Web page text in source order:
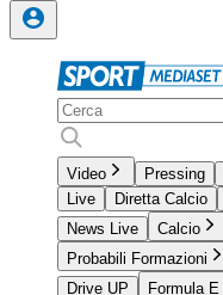
Video Pressing
Live
Diretta Calcio
News Live
Calcio
Probabili Formazioni
Drive UP
Formula E